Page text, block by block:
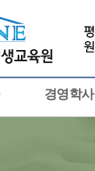
경영학사